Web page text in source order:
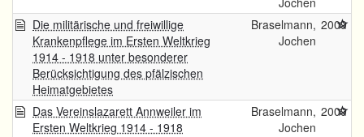
Die militärische und freiwillige
Krankenpflege im Ersten Weltkrieg
1914 - 1918 unter besonderer
Berücksichtigung des pfälzischen
Heimatgebietes
Braselmann,
Jochen
2009
Das Vereinslazarett Annweiler im
Ersten Weltkrieg 1914 - 1918
Braselmann,
Jochen
2009